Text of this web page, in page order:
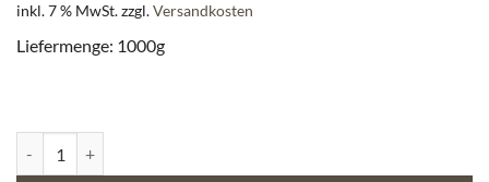
inkl. 7 % MwSt.zzgl.Versandkosten
Liefermenge: 1000g